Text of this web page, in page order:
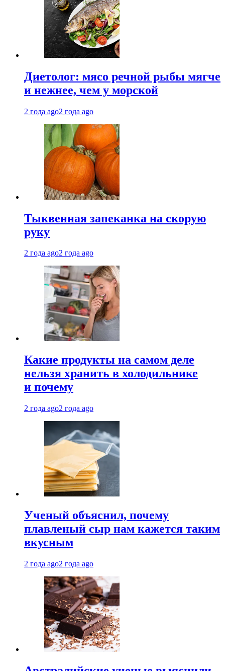
Диетолог: мясо речной рыбы мягче
и нежнее, чем у морской
2 года ago2 года ago
Тыквенная запеканка на скорую
руку
2 года ago2 года ago
Какие продукты на самом деле
нельзя хранить в холодильнике
и почему
2 года ago2 года ago
Ученый объяснил, почему
плавленый сыр нам кажется таким
вкусным
2 года ago2 года ago